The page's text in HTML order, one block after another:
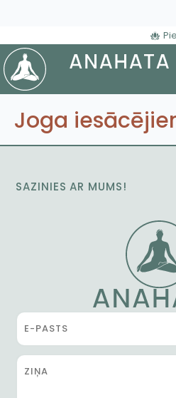
Joga
SAZINIES AR MUMS!